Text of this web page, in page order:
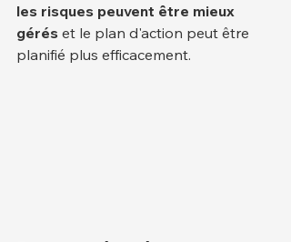
les risques peuvent être mieux
gérés et le plan d'action peut être
planifié plus efficacement.